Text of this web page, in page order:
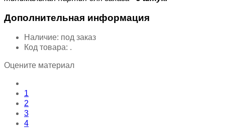
Дополнительная информация
Наличие: под заказ
Код товара: .
Оцените материал
1
2
3
4